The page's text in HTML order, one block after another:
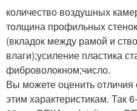
количество воздушных
толщина профильных
(вкладок между рамой и
влаги);усиление пластика
фиброволокном;число.
Вы можете оценить
этим характеристикам. Так